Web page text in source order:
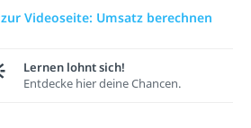
zur Videoseite: Umsatz berechnen
Lernen lohnt sich!
Entdecke hier deine Chancen.